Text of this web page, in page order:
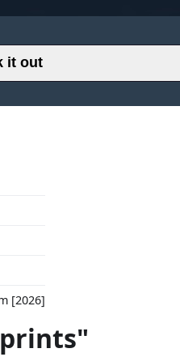
it out
[2026]